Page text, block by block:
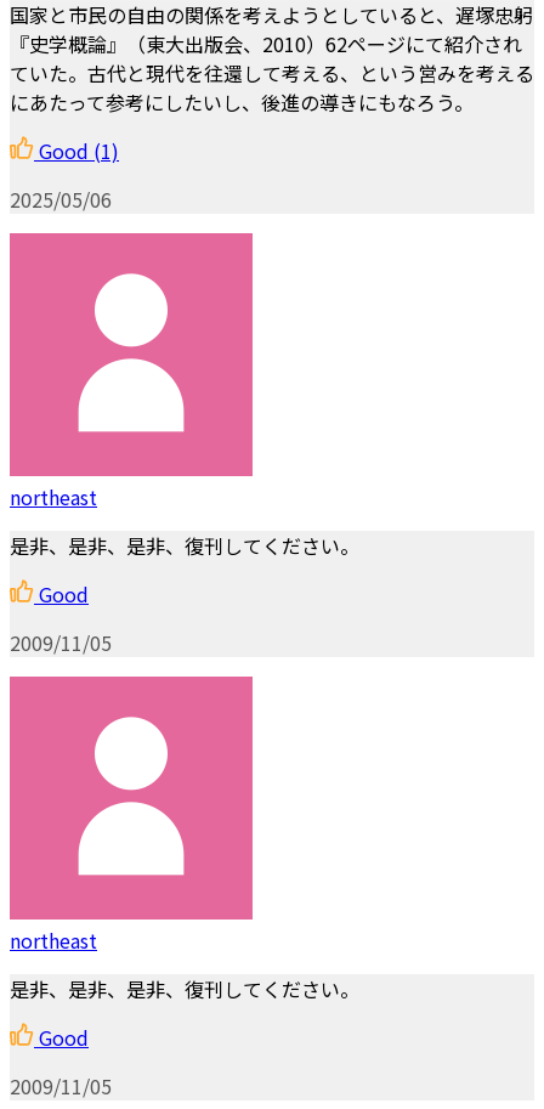
国家と市民の自由の関係を考えようとしていると、遅塚忠躬
『史学概論』（東大出版会、2010）62ページにて紹介され
ていた。古代と現代を往還して考える、という営みを考える
にあたって参考にしたいし、後進の導きにもなろう。
Good (1)
2025/05/06
northeast
是非、是非、是非、復刊してください。
Good
2009/11/05
northeast
是非、是非、是非、復刊してください。
Good
2009/11/05